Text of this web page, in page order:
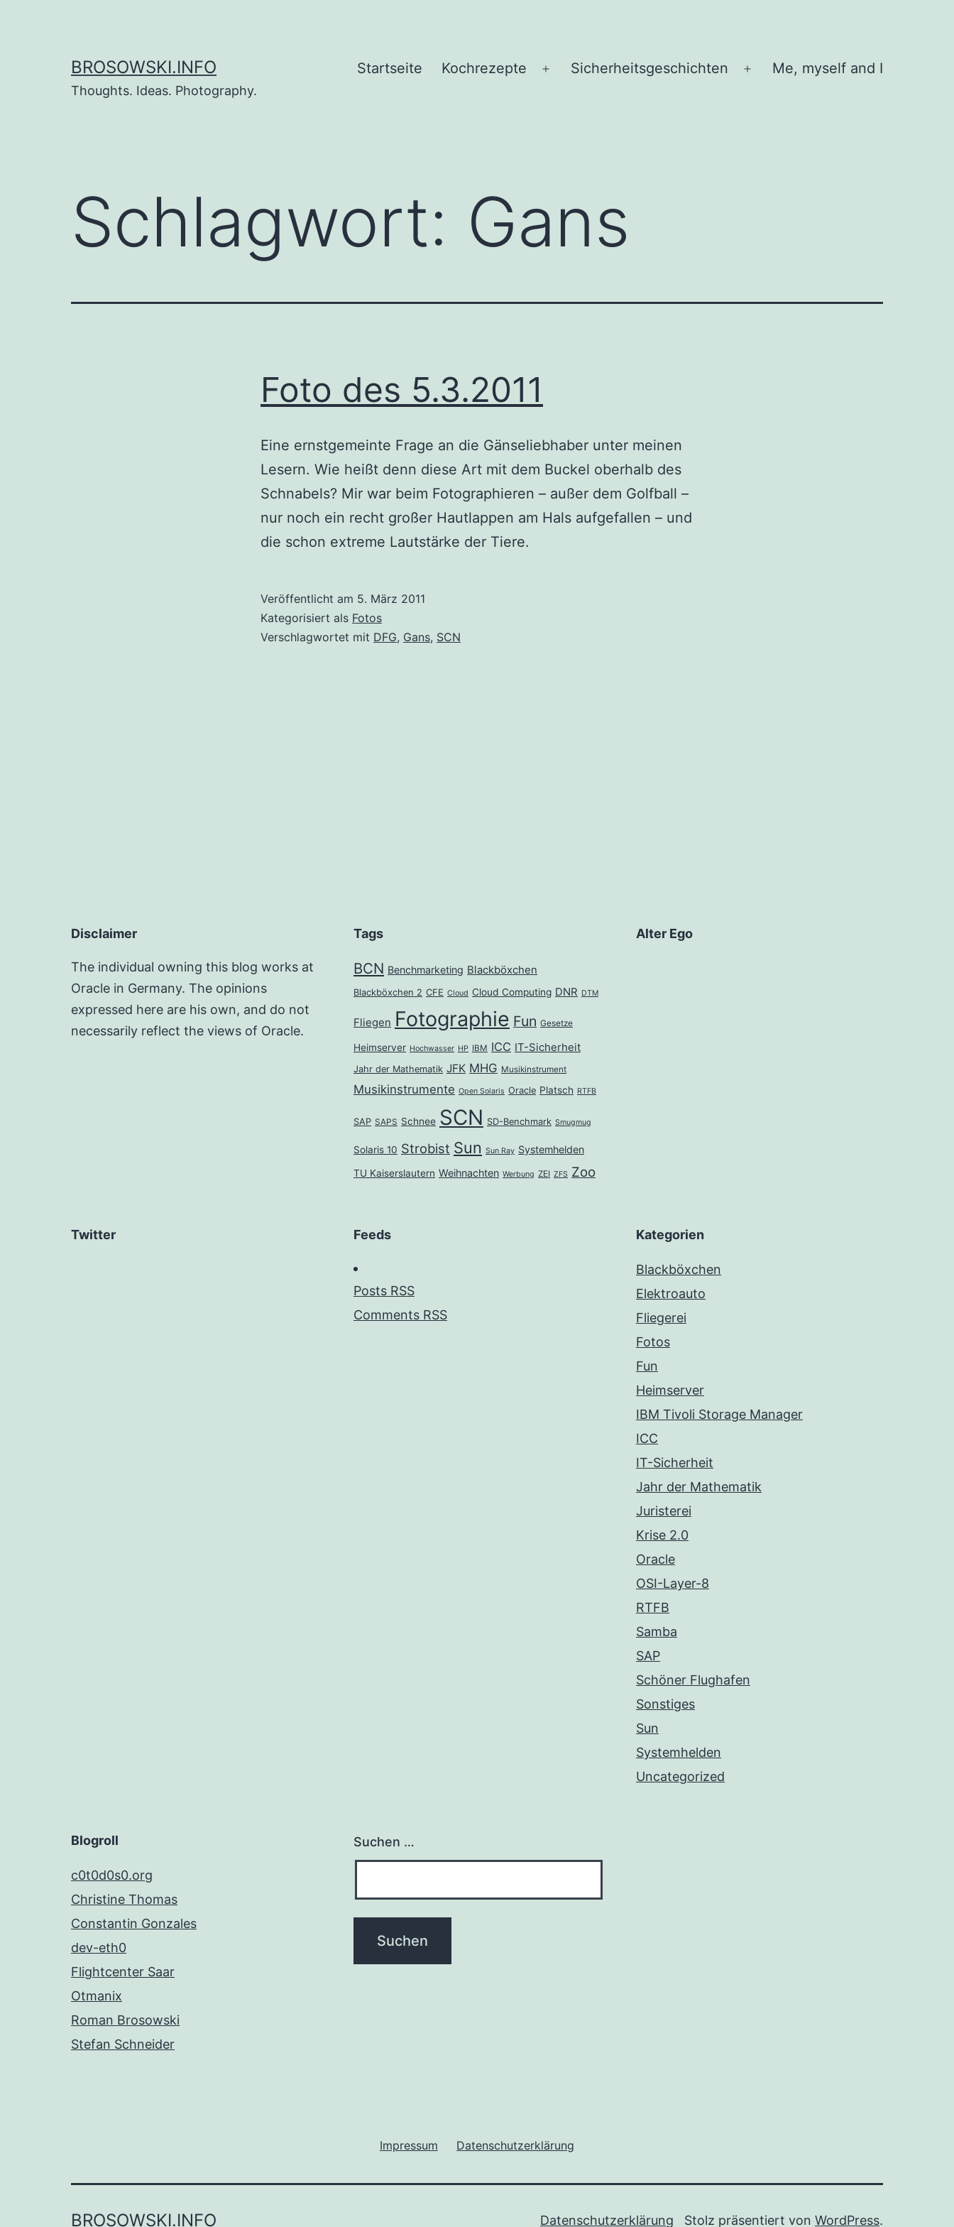
BROSOWSKI.INFO
Thoughts. Ideas. Photography.
Startseite Kochrezepte
Menü
Sicherheitsgeschichten
Menü
Me, myself and I
Schlagwort: Gans
Foto des 5.3.2011
Eine ernstgemeinte Frage an die Gänseliebhaber unter meinen
Lesern. Wie heißt denn diese Art mit dem Buckel oberhalb des
Schnabels? Mir war beim Fotographieren – außer dem Golfball –
nur noch ein recht großer Hautlappen am Hals aufgefallen – und
die schon extreme Lautstärke der Tiere.
Veröffentlicht am 5. März 2011
Kategorisiert als Fotos
Verschlagwortet mit DFG, Gans, SCN
Disclaimer
The individual owning this blog works at
Oracle in Germany. The opinions
expressed here are his own, and do not
necessarily reflect the views of Oracle.
Tags
BCN Benchmarketing Blackböxchen
Blackböxchen 2 CFE Cloud Cloud Computing DNR DTM
Fliegen Fotographie Fun Gesetze
Heimserver Hochwasser HP IBM ICC IT-Sicherheit
Jahr der Mathematik JFK MHG Musikinstrument
Musikinstrumente Open Solaris Oracle Platsch RTFB
SAP SAPS Schnee SCN SD-Benchmark Smugmug
Solaris 10 Strobist Sun Sun Ray Systemhelden
TU Kaiserslautern Weihnachten Werbung ZEI ZFS Zoo
Alter Ego
Twitter Feeds
Posts RSS
Comments RSS
Kategorien
Blackböxchen
Elektroauto
Fliegerei
Fotos
Fun
Heimserver
IBM Tivoli Storage Manager
ICC
IT-Sicherheit
Jahr der Mathematik
Juristerei
Krise 2.0
Oracle
OSI-Layer-8
RTFB
Samba
SAP
Schöner Flughafen
Sonstiges
Sun
Systemhelden
Uncategorized
Blogroll
c0t0d0s0.org
Christine Thomas
Constantin Gonzales
dev-eth0
Flightcenter Saar
Otmanix
Roman Brosowski
Stefan Schneider
Suchen …
Impressum Datenschutzerklärung
BROSOWSKI.INFO Datenschutzerklärung Stolz präsentiert von WordPress.